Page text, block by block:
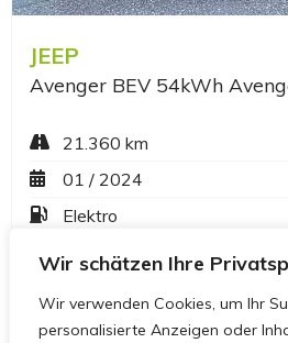
Wir schätzen Ihre
Wir verwenden Cookies, um Ihr
personalisierte Anzeigen oder